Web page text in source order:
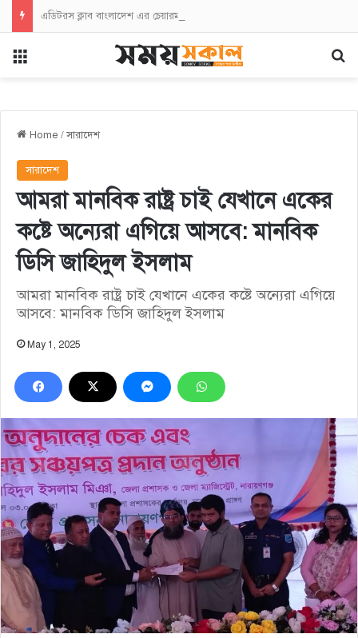
Home /সারাদেশ
সারাদেশ
আমরা মানবিক রাষ্ট্র চাই যেখানে একের
কষ্টে অন্যেরা এগিয়ে আসবে: মানবিক
ডিসি জাহিদুল ইসলাম
আমরা মানবিক রাষ্ট্র চাই যেখানে একের কষ্টে অন্যেরা এগিয়ে
আসবে: মানবিক ডিসি জাহিদুল ইসলাম
May 1, 2025